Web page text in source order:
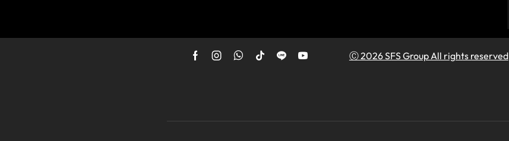
Ⓒ 2026 SFS Group All rights reserved